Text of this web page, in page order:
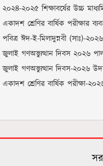
২০২৪-২০২৫ শিক্ষাবর্ষের উচ্চ
একাদশ শ্রেণির বার্ষিক পরীক্ষার
পবিত্র ঈদ-ই-মিলাদুন্নবী (সাঃ)-
জুলাই গণঅভ্যুত্থান দিবস ২০২৬
জুলাই গণঅভ্যুত্থান দিবস-২০২৬
একাদশ শ্রেণির বার্ষিক পরীক্ষা-